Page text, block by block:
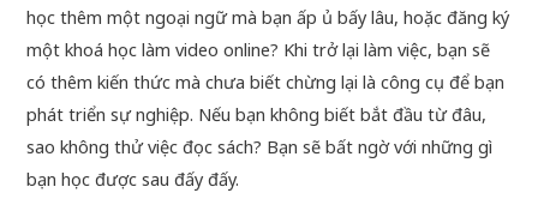
học thêm một ngoại ngữ mà bạn ấp ủ bấy lâu, hoặc đăng ký
một khoá học làm video online? Khi trở lại làm việc, bạn sẽ
có thêm kiến thức mà chưa biết chừng lại là công cụ để bạn
phát triển sự nghiệp. Nếu bạn không biết bắt đầu từ đâu,
sao không thử việc đọc sách? Bạn sẽ bất ngờ với những gì
bạn học được sau đấy đấy.